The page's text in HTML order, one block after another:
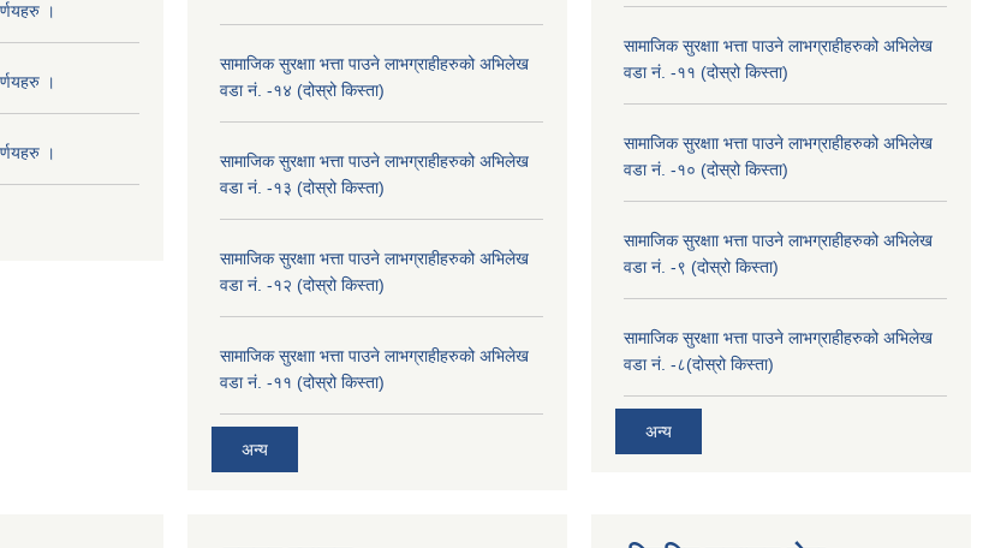
।
।
।
सामाजिक सुरक्षाा भत्ता पाउने लाभग्राहीहरुको अभिलेख
वडा नं. -१४ (दोस्रो किस्ता)
सामाजिक सुरक्षाा भत्ता पाउने लाभग्राहीहरुको अभिलेख
वडा नं. -१३ (दोस्रो किस्ता)
सामाजिक सुरक्षाा भत्ता पाउने लाभग्राहीहरुको अभिलेख
वडा नं. -१२ (दोस्रो किस्ता)
सामाजिक सुरक्षाा भत्ता पाउने लाभग्राहीहरुको अभिलेख
वडा नं. -११ (दोस्रो किस्ता)
अन्य
सामाजिक सुरक्षाा भत्ता पाउने लाभग्राहीहरुको अभिलेख
वडा नं. -११ (दोस्रो किस्ता)
सामाजिक सुरक्षाा भत्ता पाउने लाभग्राहीहरुको अभिलेख
वडा नं. -१० (दोस्रो किस्ता)
सामाजिक सुरक्षाा भत्ता पाउने लाभग्राहीहरुको अभिलेख
वडा नं. -९ (दोस्रो किस्ता)
सामाजिक सुरक्षाा भत्ता पाउने लाभग्राहीहरुको अभिलेख
वडा नं. -८(दोस्रो किस्ता)
अन्य